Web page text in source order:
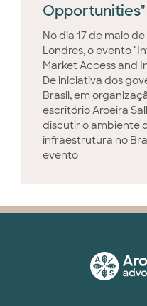
Opportunities"
No dia 17 de maio
Londres, o evento
Market Access and
De iniciativa dos
Brasil, em
escritório Aroeira
discutir o ambiente
infraestrutura no
evento